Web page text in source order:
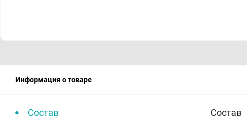
Информация о товаре
Состав
Состав